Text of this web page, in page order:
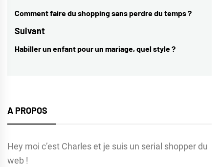
de
l’article
Previous
post:
Comment faire du shopping sans perdre du temps ?
Suivant
Next
Habiller un enfant pour un mariage, quel style ?
A PROPOS
Hey moi c’est Charles et je suis un serial shopper du
web !